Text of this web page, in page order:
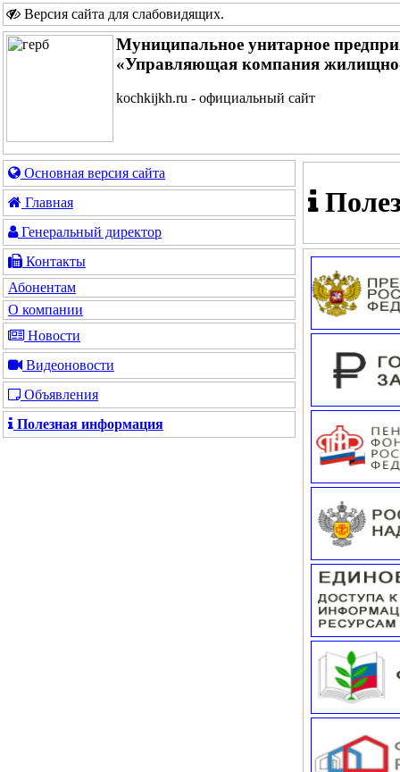
Версия сайта для слабовидящих.
Муниципальное унитарное
«Управляющая компания
kochkijkh.ru - официальный сайт
Основная версия сайта
Главная
Генеральный директор
Контакты
Абонентам
О компании
Новости
Видеоновости
Объявления
Полезная информация